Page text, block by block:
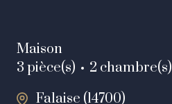
Maison
3 pièce(s)
2 chambre(s)
Falaise (14700)